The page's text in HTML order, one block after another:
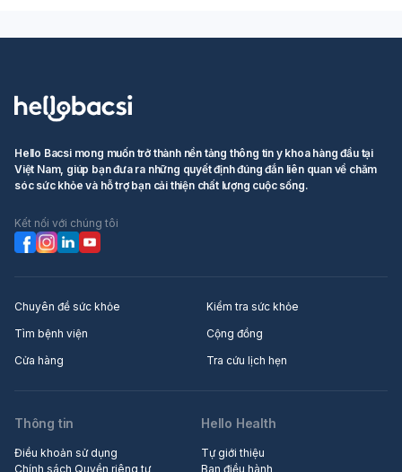
Hello Bacsi mong muốn trở thành nền tảng thông tin y khoa hàng đầu tại
Việt Nam, giúp bạn đưa ra những quyết định đúng đắn liên quan về chăm
sóc sức khỏe và hỗ trợ bạn cải thiện chất lượng cuộc sống.
Kết nối với chúng tôi
Chuyên đề sức khỏe
Kiểm tra sức khỏe
Tìm bệnh viện
Cộng đồng
Cửa hàng
Tra cứu lịch hẹn
Thông tin
Điều khoản sử dụng
Chính sách Quyền riêng tư
Hello Health
Tự giới thiệu
Ban điều hành